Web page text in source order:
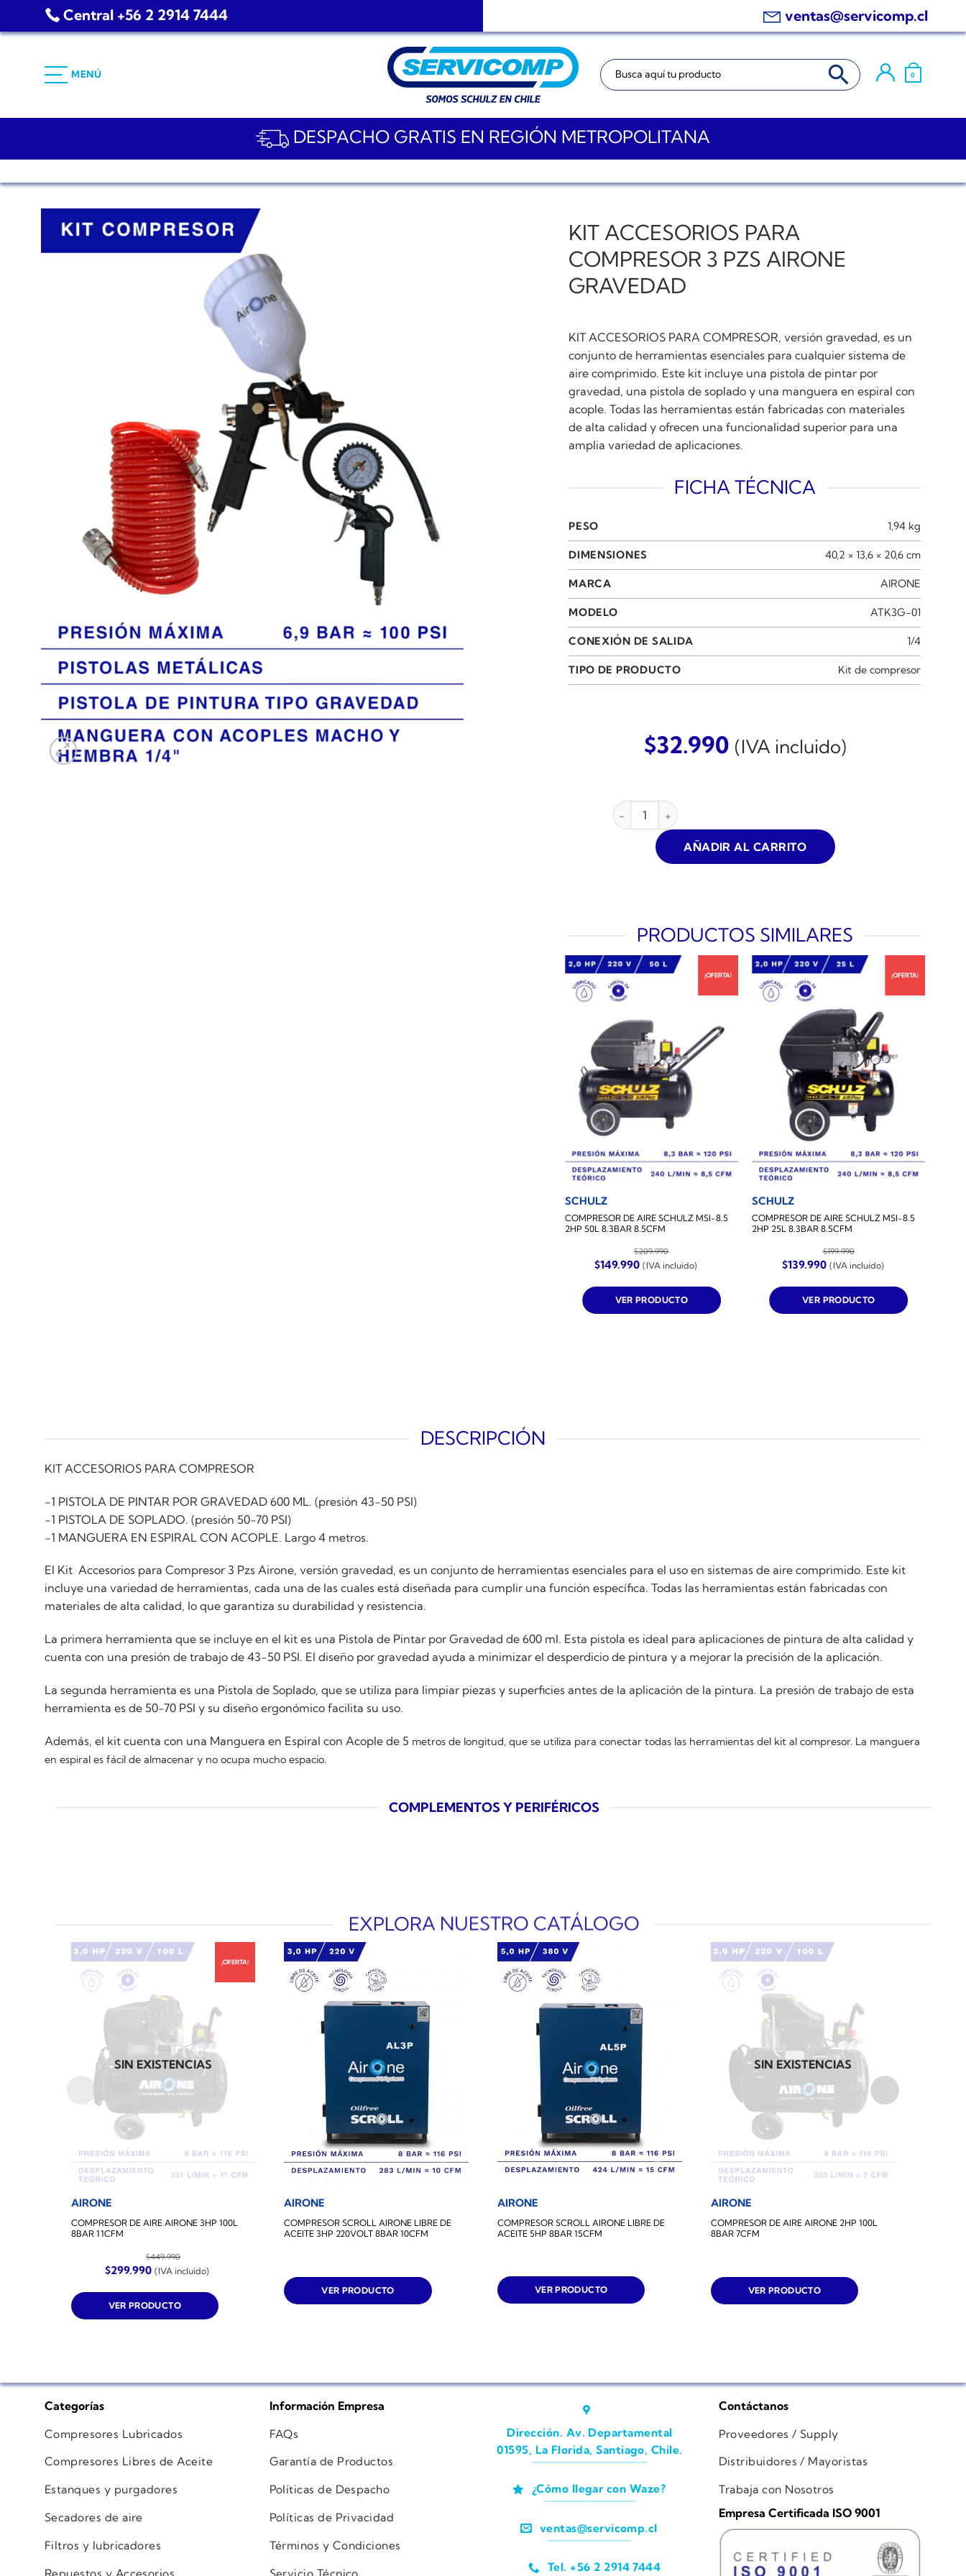
Central +56 2 2914 7444 ventas@servicomp.cl
MENÚ
Buscar: BOTÓN DE BÚSQUEDA
0
DESPACHO GRATIS EN REGIÓN METROPOLITANA
KIT ACCESORIOS PARA
COMPRESOR 3 PZS AIRONE
GRAVEDAD
KIT ACCESORIOS PARA COMPRESOR, versión gravedad, es un
conjunto de herramientas esenciales para cualquier sistema de
aire comprimido. Este kit incluye una pistola de pintar por
gravedad, una pistola de soplado y una manguera en espiral con
acople. Todas las herramientas están fabricadas con materiales
de alta calidad y ofrecen una funcionalidad superior para una
amplia variedad de aplicaciones.
FICHA TÉCNICA
PESO 1,94 kg
DIMENSIONES 40,2 × 13,6 × 20,6 cm
MARCA AIRONE
MODELO ATK3G-01
CONEXIÓN DE SALIDA 1/4
TIPO DE PRODUCTO Kit de compresor
$32.990 (IVA incluido)
KIT ACCESORIOS PARA COMPRESOR 3 PZS AIRONE GRAVEDAD
AÑADIR AL CARRITO
PRODUCTOS SIMILARES
¡OFERTA!
SCHULZ
COMPRESOR DE AIRE SCHULZ MSI-8.5
2HP 50L 8.3BAR 8.5CFM
$209.990
El
precio
original
$209.990.
$149.990El
precio
actual
es:
$149.990.
(IVA incluido)
VER PRODUCTO
¡OFERTA!
SCHULZ
COMPRESOR DE AIRE SCHULZ MSI-8.5
2HP 25L 8.3BAR 8.5CFM
$199.990
El
precio
original
$199.990.
$139.990El
precio
actual
es:
$139.990.
(IVA incluido)
VER PRODUCTO
DESCRIPCIÓN
KIT ACCESORIOS PARA COMPRESOR
-1 PISTOLA DE PINTAR POR GRAVEDAD 600 ML. (presión 43-50 PSI)
-1 PISTOLA DE SOPLADO. (presión 50-70 PSI)
-1 MANGUERA EN ESPIRAL CON ACOPLE. Largo 4 metros.
El Kit Accesorios para Compresor 3 Pzs Airone, versión gravedad, es un conjunto de herramientas esenciales para el uso en sistemas de aire comprimido. Este kit
incluye una variedad de herramientas, cada una de las cuales está diseñada para cumplir una función específica. Todas las herramientas están fabricadas con
materiales de alta calidad, lo que garantiza su durabilidad y resistencia.
La primera herramienta que se incluye en el kit es una Pistola de Pintar por Gravedad de 600 ml. Esta pistola es ideal para aplicaciones de pintura de alta calidad y
cuenta con una presión de trabajo de 43-50 PSI. El diseño por gravedad ayuda a minimizar el desperdicio de pintura y a mejorar la precisión de la aplicación.
La segunda herramienta es una Pistola de Soplado, que se utiliza para limpiar piezas y superficies antes de la aplicación de la pintura. La presión de trabajo de esta
herramienta es de 50-70 PSI y su diseño ergonómico facilita su uso.
Además, el kit cuenta con una Manguera en Espiral con Acople de 5 metros de longitud, que se utiliza para conectar todas las herramientas del kit al compresor. La manguera
en espiral es fácil de almacenar y no ocupa mucho espacio.
COMPLEMENTOS Y PERIFÉRICOS
EXPLORA NUESTRO CATÁLOGO
¡OFERTA!
SIN EXISTENCIAS
AIRONE
COMPRESOR DE AIRE AIRONE 3HP 100L
8BAR 11CFM
$449.990
El
precio
era:
$449.990.
$299.990El
precio
es:
$299.990.
(IVA incluido)
VER PRODUCTO
AIRONE
COMPRESOR SCROLL AIRONE LIBRE DE
ACEITE 3HP 220VOLT 8BAR 10CFM
VER PRODUCTO
AIRONE
COMPRESOR SCROLL AIRONE LIBRE DE
ACEITE 5HP 8BAR 15CFM
VER PRODUCTO
SIN EXISTENCIAS
AIRONE
COMPRESOR DE AIRE AIRONE 2HP 100L
8BAR 7CFM
VER PRODUCTO
Categorías
Compresores Lubricados
Compresores Libres de Aceite
Estanques y purgadores
Secadores de aire
Filtros y lubricadores
Repuestos y Accesorios
Información Empresa
FAQs
Garantía de Productos
Políticas de Despacho
Políticas de Privacidad
Términos y Condiciones
Servicio Técnico
Dirección. Av. Departamental
01595, La Florida, Santiago, Chile.
¿Cómo llegar con Waze?
ventas@servicomp.cl
Tel. +56 2 2914 7444
Contáctanos
Proveedores / Supply
Distribuidores / Mayoristas
Trabaja con Nosotros
Empresa Certificada ISO 9001